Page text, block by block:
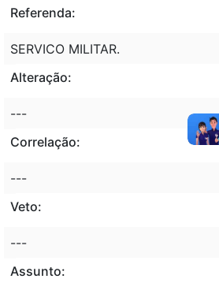
Referenda:
SERVICO MILITAR.
Alteração:
---
Correlação:
---
Veto:
---
Assunto: